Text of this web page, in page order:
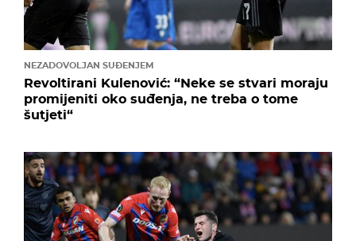
NEZADOVOLJAN SUĐENJEM
Revoltirani Kulenović: “Neke se stvari moraju
promijeniti oko suđenja, ne treba o tome
šutjeti“